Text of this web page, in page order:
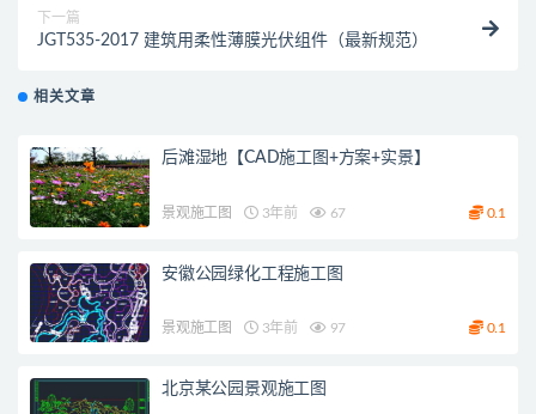
下一篇
JGT535-2017 建筑用柔性薄膜光伏组件（最新规范）
相关文章
后滩湿地【CAD施工图+方案+实景】
景观施工图 3年前 67 0.1
安徽公园绿化工程施工图
景观施工图 3年前 97 0.1
北京某公园景观施工图